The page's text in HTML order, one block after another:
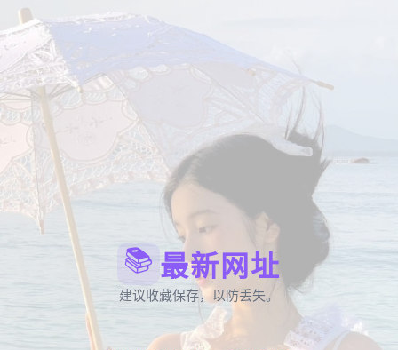
📚 最新网址
建议收藏保存，以防丢失。